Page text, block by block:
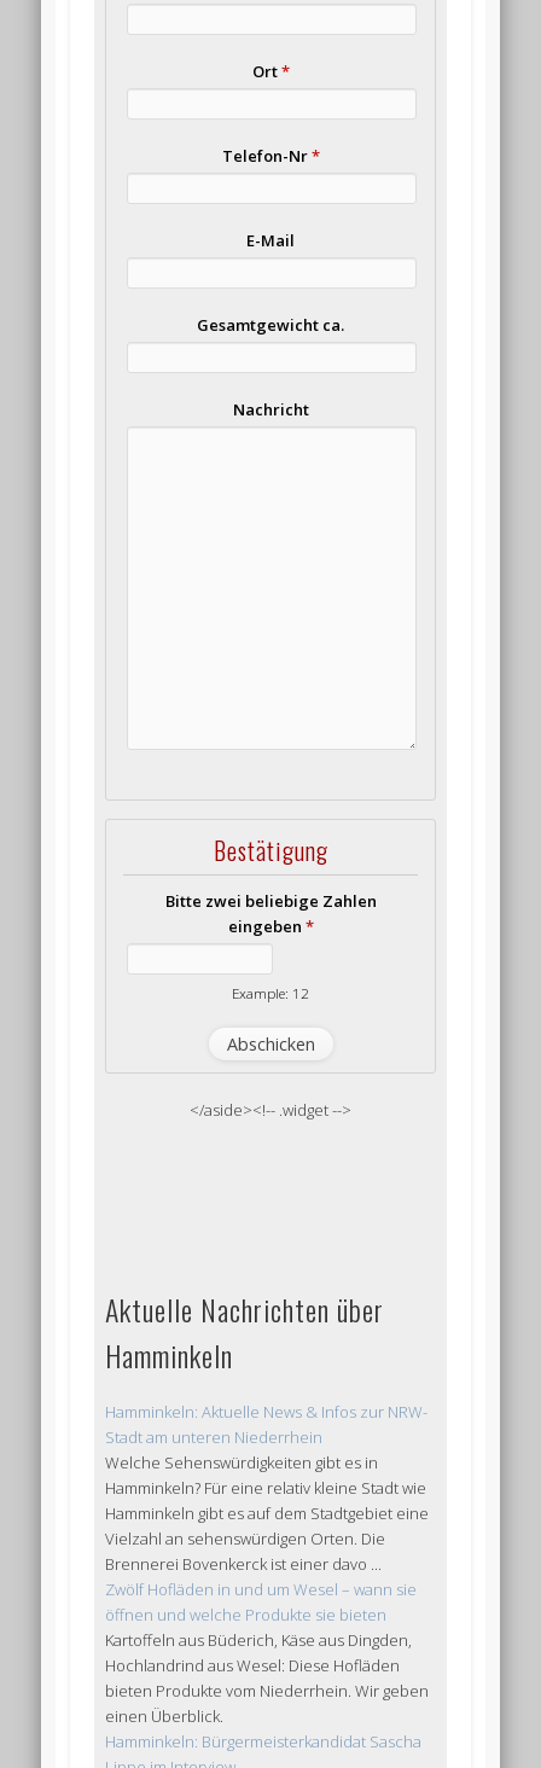
Ort*
Telefon-Nr*
E-Mail
Gesamtgewicht ca.
Nachricht
Bestätigung
Bitte zwei beliebige Zahlen
eingeben *
Example: 12
</aside><!-- .widget -->
Aktuelle Nachrichten über
Hamminkeln
Hamminkeln: Aktuelle News & Infos zur NRW-
Stadt am unteren Niederrhein
Welche Sehenswürdigkeiten gibt es in
Hamminkeln? Für eine relativ kleine Stadt wie
Hamminkeln gibt es auf dem Stadtgebiet eine
Vielzahl an sehenswürdigen Orten. Die
Brennerei Bovenkerck ist einer davo ...
Zwölf Hofläden in und um Wesel – wann sie
öffnen und welche Produkte sie bieten
Kartoffeln aus Büderich, Käse aus Dingden,
Hochlandrind aus Wesel: Diese Hofläden
bieten Produkte vom Niederrhein. Wir geben
einen Überblick.
Hamminkeln: Bürgermeisterkandidat Sascha